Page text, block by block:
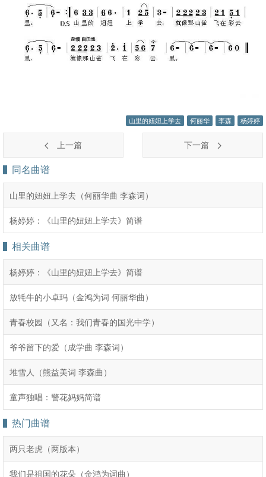
山里的妞妞上学去 何丽华 李森 杨婷婷
上一篇 下一篇
同名曲谱
山里的妞妞上学去（何丽华曲 李森词）
杨婷婷：《山里的妞妞上学去》简谱
相关曲谱
杨婷婷：《山里的妞妞上学去》简谱
放牦牛的小卓玛（金鸿为词 何丽华曲）
青春校园（又名：我们青春的国光中学）
爷爷留下的爱（成学曲 李森词）
堆雪人（熊益美词 李森曲）
童声独唱：警花妈妈简谱
热门曲谱
两只老虎（两版本）
我们是祖国的花朵（金鸿为词曲）